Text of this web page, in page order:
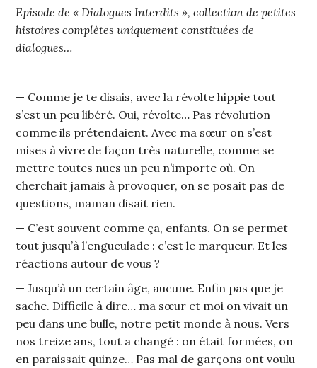
Episode de « Dialogues Interdits », collection de petites
histoires complètes uniquement constituées de
dialogues…
— Comme je te disais, avec la révolte hippie tout
s’est un peu libéré. Oui, révolte… Pas révolution
comme ils prétendaient. Avec ma sœur on s’est
mises à vivre de façon très naturelle, comme se
mettre toutes nues un peu n’importe où. On
cherchait jamais à provoquer, on se posait pas de
questions, maman disait rien.
— C’est souvent comme ça, enfants. On se permet
tout jusqu’à l’engueulade : c’est le marqueur. Et les
réactions autour de vous ?
— Jusqu’à un certain âge, aucune. Enfin pas que je
sache. Difficile à dire… ma sœur et moi on vivait un
peu dans une bulle, notre petit monde à nous. Vers
nos treize ans, tout a changé : on était formées, on
en paraissait quinze… Pas mal de garçons ont voulu